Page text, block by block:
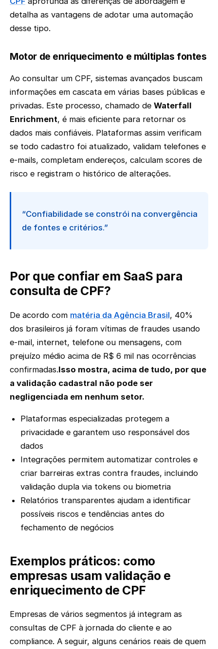
detalha as vantagens de adotar uma automação
desse tipo.
Motor de enriquecimento e múltiplas fontes
Ao consultar um CPF, sistemas avançados buscam
informações em cascata em várias bases públicas e
privadas. Este processo, chamado de Waterfall
Enrichment, é mais eficiente para retornar os
dados mais confiáveis. Plataformas assim verificam
se todo cadastro foi atualizado, validam telefones e
e-mails, completam endereços, calculam scores de
risco e registram o histórico de alterações.
“Confiabilidade se constrói na convergência
de fontes e critérios.”
Por que confiar em SaaS para
consulta de CPF?
De acordo com matéria da Agência Brasil, 40%
dos brasileiros já foram vítimas de fraudes usando
e-mail, internet, telefone ou mensagens, com
prejuízo médio acima de R$ 6 mil nas ocorrências
confirmadas.Isso mostra, acima de tudo, por que
a validação cadastral não pode ser
negligenciada em nenhum setor.
Plataformas especializadas protegem a
privacidade e garantem uso responsável dos
dados
Integrações permitem automatizar controles e
criar barreiras extras contra fraudes, incluindo
validação dupla via tokens ou biometria
Relatórios transparentes ajudam a identificar
possíveis riscos e tendências antes do
fechamento de negócios
Exemplos práticos: como
empresas usam validação e
enriquecimento de CPF
Empresas de vários segmentos já integram as
consultas de CPF à jornada do cliente e ao
compliance. A seguir, alguns cenários reais de quem